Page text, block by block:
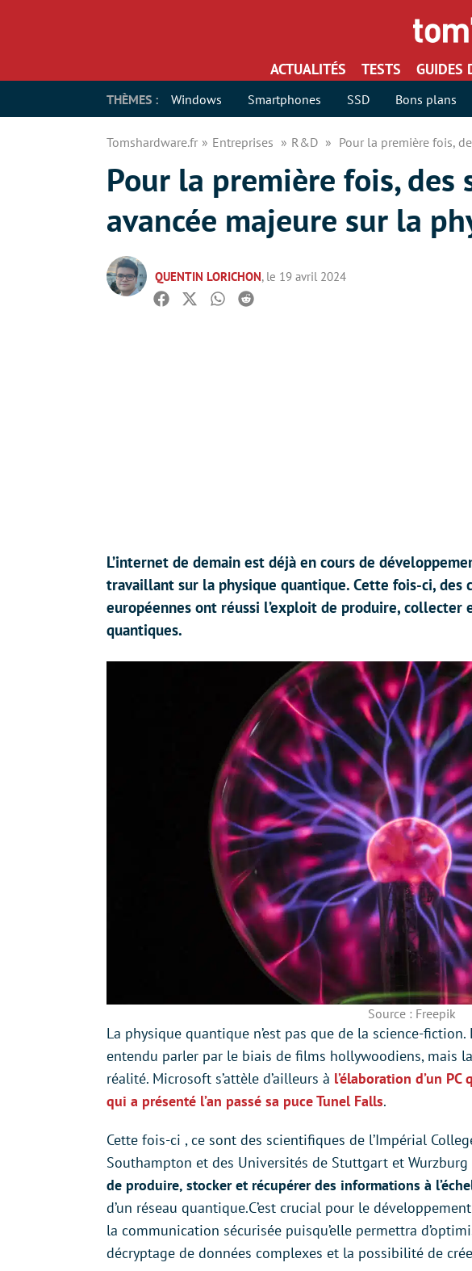
ACTUALITÉS TESTS GUIDES
THÈMES : Windows Smartphones SSD Bons plans
Tomshardware.fr Entreprises R&D Pour la première fois,
Pour la première fois,
avancée majeure sur la
QUENTIN LORICHON, le 19 avril 2024
Facebook
TwitterWhatsapp
Reddit
L’internet de demain est déjà en cours de
travaillant sur la physique quantique. Cette fois-ci, des
européennes ont réussi l’exploit de produire, collecter
quantiques.
Source : Freepik
La physique quantique n’est pas que de la science-
entendu parler par le biais de films hollywoodiens, mais
réalité. Microsoft s’attèle d’ailleurs à l’élaboration d’un PC
qui a présenté l’an passé sa puce Tunel Falls.
Cette fois-ci , ce sont des scientifiques de l’Impérial
Southampton et des Universités de Stuttgart et
de produire, stocker et récupérer des informations à
d’un réseau quantique.C’est crucial pour le
la communication sécurisée puisqu’elle permettra
décryptage de données complexes et la possibilité de